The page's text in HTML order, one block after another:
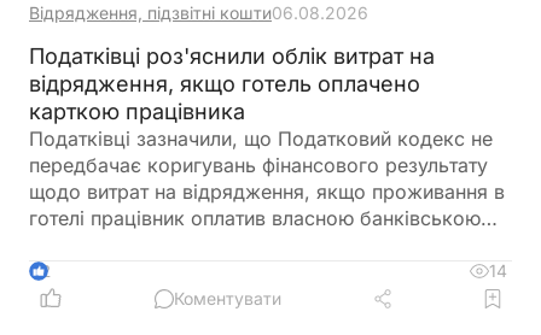
Відрядження, підзвітні кошти06.08.2026
Податківці роз'яснили облік витрат на
відрядження, якщо готель оплачено
карткою працівника
Податківці зазначили, що Податковий кодекс не
передбачає коригувань фінансового результату
щодо витрат на відрядження, якщо проживання в
готелі працівник оплатив власною банківською
обліку та документального підтвердження таких
витрат належить до компетенції Мінфіну
2
14
Коментувати